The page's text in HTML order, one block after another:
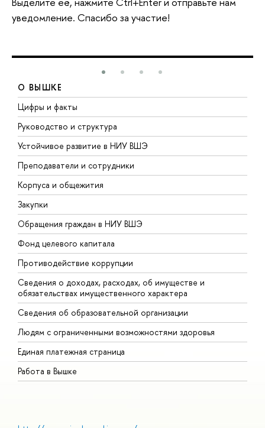
уведомление. Спасибо за участие!
О ВЫШКЕ
Цифры и факты
Руководство и структура
Устойчивое развитие в НИУ ВШЭ
Преподаватели и сотрудники
Корпуса и общежития
Закупки
Обращения граждан в НИУ ВШЭ
Фонд целевого капитала
Противодействие коррупции
Сведения о доходах, расходах, об имуществе и
обязательствах имущественного характера
Сведения об образовательной организации
Людям с ограниченными возможностями здоровья
Единая платежная страница
Работа в Вышке